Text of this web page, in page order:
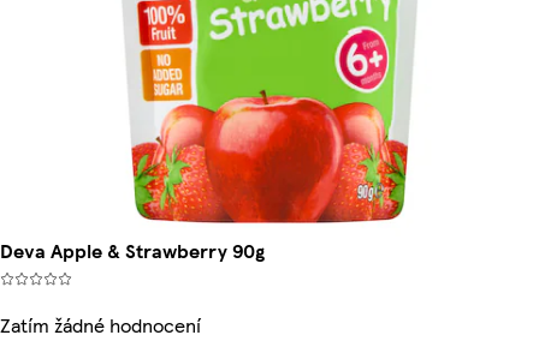
Deva Apple & Strawberry 90g
Zatím žádné hodnocení